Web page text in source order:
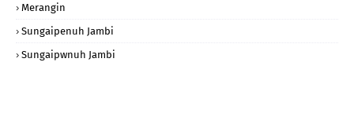
Merangin
Sungaipenuh Jambi
Sungaipwnuh Jambi